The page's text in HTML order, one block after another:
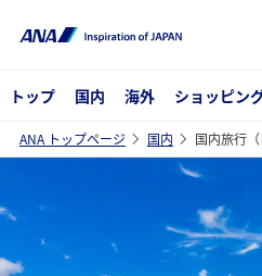
トップ 国内 海外 ショッピン
ANA トップページ 国内 国内旅行（